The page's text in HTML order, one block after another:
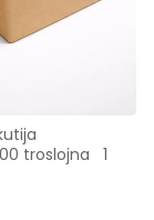
troslojna   1